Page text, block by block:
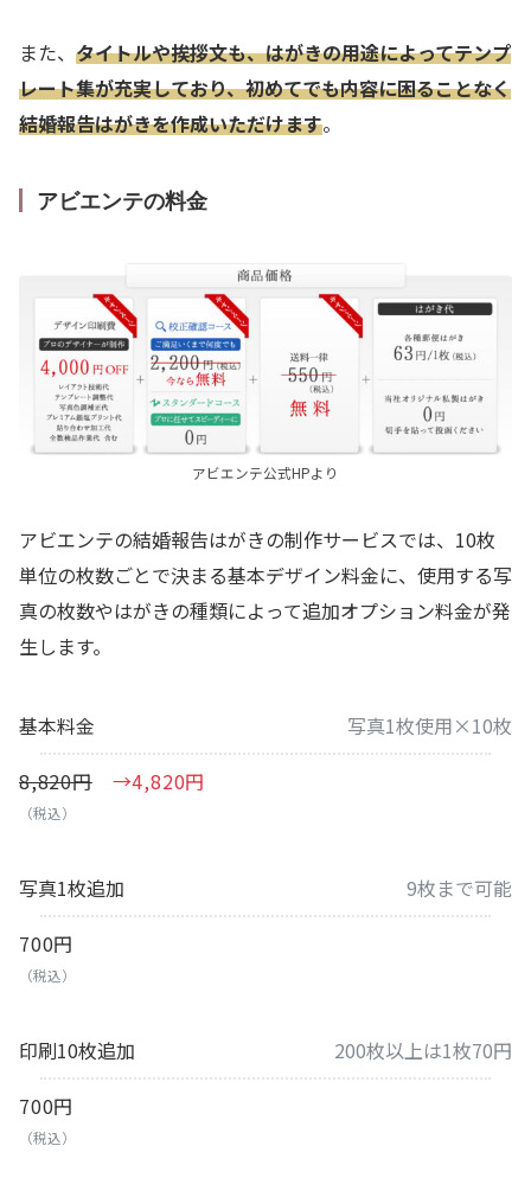
また、 タイトルや挨拶文も、はがきの用途によってテンプ
レート集が充実しており、初めてでも内容に困ることなく
結婚報告はがきを作成いただけます。
アビエンテの料金
アビエンテ公式HPより
アビエンテの結婚報告はがきの制作サービスでは、10枚
単位の枚数ごとで決まる基本デザイン料金に、使用する写
真の枚数やはがきの種類によって追加オプション料金が発
生します。
基本料金
写真1枚使用×10枚
8,820円
→4,820円
（税込）
写真1枚追加
9枚まで可能
700円
（税込）
印刷10枚追加
200枚以上は1枚70円
700円
（税込）